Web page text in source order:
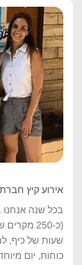
אירוע קיץ
בכל שנה אנחנו
(כ-250
שעות של כיף,
כוחות, יום